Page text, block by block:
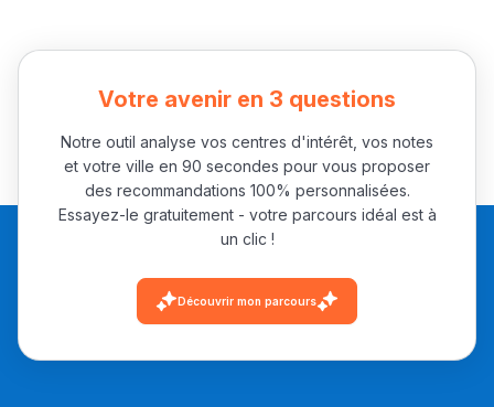
المبدع فمجال الديكور و
أكادير أوفلا
سقطت فالباك و سنة
2011 بدّلاتني بزّاف، مسار
إلياس أريدال، إطار
فمنظّمة دولية
التّطوّعي، التّشبيك و
أشياء أخرى مع مامودو
سامورا
Votre avenir en 3 questions
Notre outil analyse vos centres d'intérêt, vos notes
et votre ville en 90 secondes pour vous proposer
des recommandations 100% personnalisées.
Essayez-le gratuitement - votre parcours idéal est à
un clic !
Découvrir mon parcours